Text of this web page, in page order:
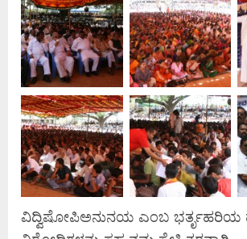
ವಿದ್ವಿಷೋಪಿಅನುನಯ ಎಂಬ ಭರ್ತೃಹರಿಯ